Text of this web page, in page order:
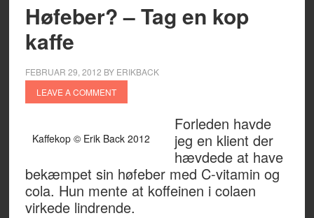
Høfeber? – Tag en kop
kaffe
FEBRUAR 29, 2012 BY ERIKBACK
LEAVE A COMMENT
Kaffekop © Erik Back 2012
Forleden havde
jeg en klient der
hævdede at have
bekæmpet sin høfeber med C-vitamin og
cola. Hun mente at koffeinen i colaen
virkede lindrende.